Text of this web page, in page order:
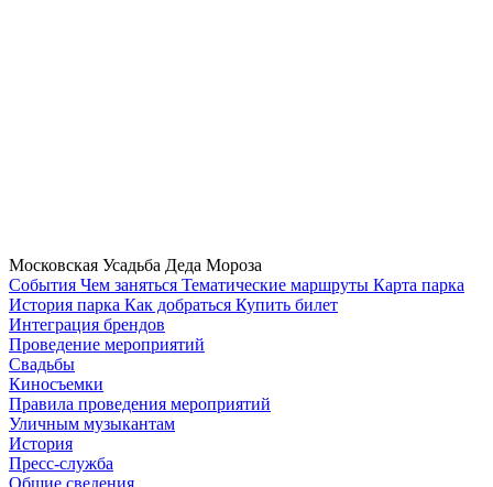
Московская Усадьба Деда Мороза
Cобытия Чем заняться Тематические маршруты Карта парка
История парка Как добраться Купить билет
Интеграция брендов
Проведение мероприятий
Свадьбы
Киносъемки
Правила проведения мероприятий
Уличным музыкантам
История
Пресс-служба
Общие сведения